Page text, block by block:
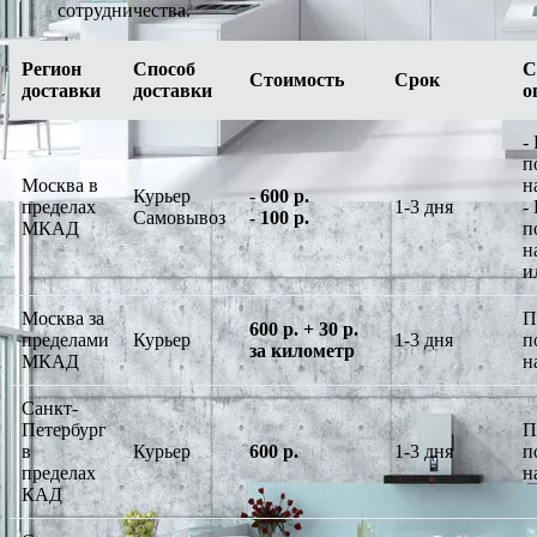
сотрудничества.
Регион
доставки
Способ
доставки
Стоимость Срок
Москва в
пределах
МКАД
Курьер
Самовывоз
-600 р.
-100 р.
1-3 дня
-
-
Москва за
пределами
МКАД
Курьер
600 р. + 30 р.
за километр
1-3 дня
Санкт-
Петербург
в
пределах
КАД
Курьер 600 р. 1-3 дня